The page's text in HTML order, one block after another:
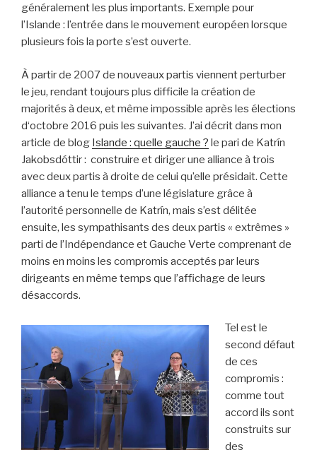
généralement les plus importants. Exemple pour
l’Islande : l’entrée dans le mouvement européen lorsque
plusieurs fois la porte s’est ouverte.
À partir de 2007 de nouveaux partis viennent perturber
le jeu, rendant toujours plus difficile la création de
majorités à deux, et même impossible après les élections
d‘octobre 2016 puis les suivantes. J’ai décrit dans mon
article de blog Islande : quelle gauche ? le pari de Katrín
Jakobsdóttir : construire et diriger une alliance à trois
avec deux partis à droite de celui qu’elle présidait. Cette
alliance a tenu le temps d’une législature grâce à
l’autorité personnelle de Katrín, mais s’est délitée
ensuite, les sympathisants des deux partis « extrêmes »
parti de l’Indépendance et Gauche Verte comprenant de
moins en moins les compromis acceptés par leurs
dirigeants en même temps que l’affichage de leurs
désaccords.
Tel est le
second défaut
de ces
compromis :
comme tout
accord ils sont
construits sur
des